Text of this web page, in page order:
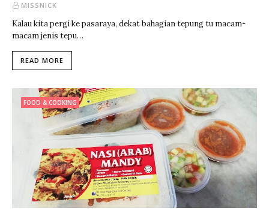
MISSNICK
Kalau kita pergi ke pasaraya, dekat bahagian tepung tu macam-
macam jenis tepu…
READ MORE
FOOD & COOKING